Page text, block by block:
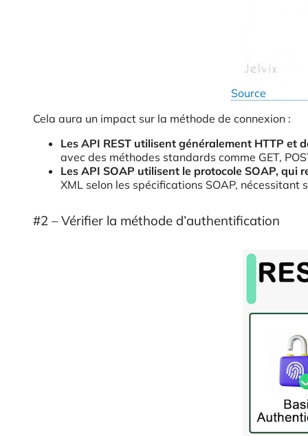
Source
Cela aura un impact sur la méthode de connexion :
Les API REST utilisent généralement HTTP et
avec des méthodes standards comme GET,
Les API SOAP utilisent le protocole SOAP, qui
XML selon les spécifications SOAP,
#2 – Vérifier la méthode d’authentification